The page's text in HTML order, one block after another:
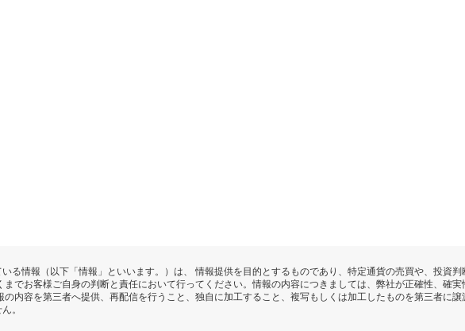
る情報（以下「情報」といいます。）は、 情報提供を目的とするものであり、特定通貨の売買や、投資
でお客様ご自身の判断と責任において行ってください。情報の内容につきましては、弊社が正確性、確
内容を第三者へ提供、再配信を行うこと、独自に加工すること、複写もしくは加工したものを第三者に
。